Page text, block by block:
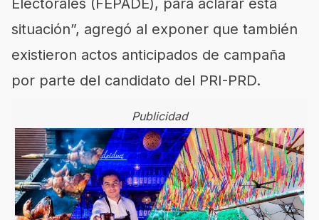
Electorales (FEPADE), para aclarar esta
situación”, agregó al exponer que también
existieron actos anticipados de campaña
por parte del candidato del PRI-PRD.
Publicidad